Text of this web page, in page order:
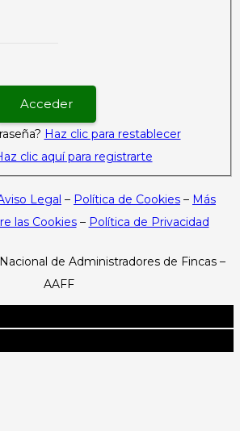
Haz clic para restablecer
clic aquí para registrarte
Legal – Política de Cookies – Más
las Cookies– Política de Privacidad
de Administradores de Fincas –
AAFF